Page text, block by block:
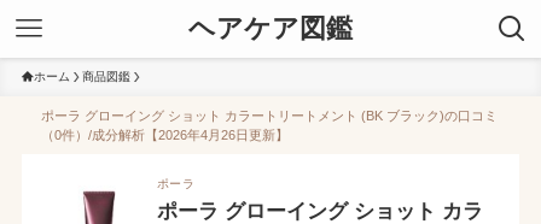
ヘアケア図鑑
ホーム 商品図鑑
ポーラ グローイング ショット カラートリートメント (BK ブラック)の口コミ
（0件）/成分解析【2026年4月26日更新】
ポーラ
ポーラ グローイング ショット カラ